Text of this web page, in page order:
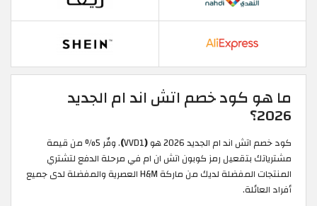
ما هو كود خصم اتش اند ام الجديد
2026؟
كود خصم اتش اند ام الجديد 2026 هو (
VVD1
)
. وفّر 5% من قيمة
مشترياتك بتقعيل رمز كوبون اتش ان ام في مرحلة الدفع لتشتري
المنتجات المفضلة لديك من ماركة H&M العصرية والمفضلة لدى جميع
أفراد العائلة.